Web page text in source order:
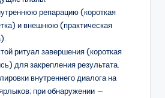
репарацию (короткая
и внешнюю (практическая
ритуал завершения (короткая
для закрепления результата.
внутреннего диалога на
при обнаружении —